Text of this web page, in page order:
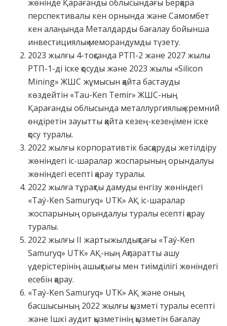
жөнінде Қарағанды облысындағы Берқара
перспективалы кен орнында және Самомбет
кен алаңында Металдарды бағалау бойынша
инвестициялық меморандумды түзету.
2023 жылғы 4-тоқсанда РТП-2 және 2027 жылы
РТП-1-ді іске қосуды және 2023 жылы «Silicon
Mining» ЖШС жұмысын қайта бастауды
көздейтін «Tau-Ken Temir» ЖШС-ның
Қарағанды облысында металлургиялық кремний
өндіретін зауытты қайта кезең-кезеңімен іске
қосу туралы.
2022 жылғы корпоративтік басқаруды жетілдіру
жөніндегі іс-шаралар жоспарының орындалуы
жөніндегі есепті қарау туралы.
2022 жылға тұрақты дамуды енгізу жөніндегі
«Taý-Ken Samuryq» UTK» АҚ іс-шаралар
жоспарының орындалуы туралы есепті қарау
туралы.
2022 жылғы II жартыжылдықтағы «Taý-Ken
Samuryq» UTK» АҚ-ның Ақпаратты ашу
үдерістерінің ашықтығы мен тиімділігі жөніндегі
есебін қарау.
«Taý-Ken Samuryq» UTK» АҚ және оның
басшысының 2022 жылғы қызметі туралы есепті
және Ішкі аудит қызметінің қызметін бағалау